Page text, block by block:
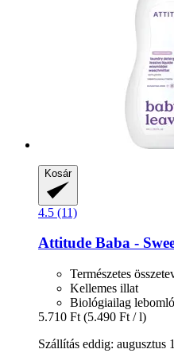
Kosár
4.5 (11)
Attitude Baba -​
Természetes
Kellemes illat
Biológiailag lebomló
5.710 Ft (5.490 Ft / l)
Szállítás eddig: augusztus